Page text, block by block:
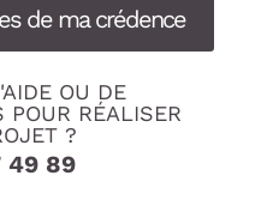
de ma crédence
OU DE
POUR RÉALISER
?
49 89